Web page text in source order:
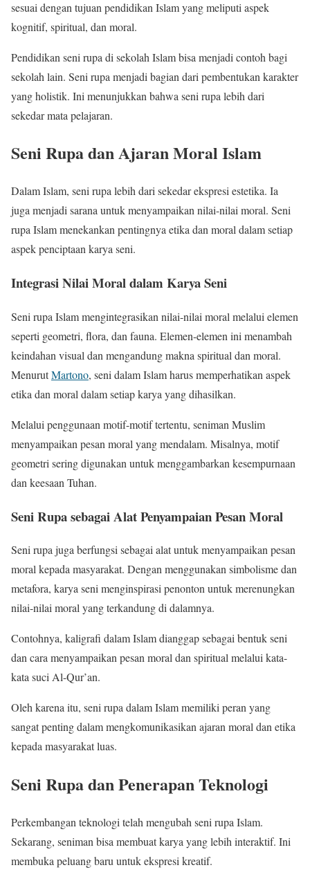
sesuai dengan tujuan pendidikan Islam yang meliputi aspek
kognitif, spiritual, dan moral.
Pendidikan seni rupa di sekolah Islam bisa menjadi contoh bagi
sekolah lain. Seni rupa menjadi bagian dari pembentukan karakter
yang holistik. Ini menunjukkan bahwa seni rupa lebih dari
sekedar mata pelajaran.
Seni Rupa dan Ajaran Moral Islam
Dalam Islam, seni rupa lebih dari sekedar ekspresi estetika. Ia
juga menjadi sarana untuk menyampaikan nilai-nilai moral. Seni
rupa Islam menekankan pentingnya etika dan moral dalam setiap
aspek penciptaan karya seni.
Integrasi Nilai Moral dalam Karya Seni
Seni rupa Islam mengintegrasikan nilai-nilai moral melalui elemen
seperti geometri, flora, dan fauna. Elemen-elemen ini menambah
keindahan visual dan mengandung makna spiritual dan moral.
MenurutMartono, seni dalam Islam harus memperhatikan aspek
etika dan moral dalam setiap karya yang dihasilkan.
Melalui penggunaan motif-motif tertentu, seniman Muslim
menyampaikan pesan moral yang mendalam. Misalnya, motif
geometri sering digunakan untuk menggambarkan kesempurnaan
dan keesaan Tuhan.
Seni Rupa sebagai Alat Penyampaian Pesan Moral
Seni rupa juga berfungsi sebagai alat untuk menyampaikan pesan
moral kepada masyarakat. Dengan menggunakan simbolisme dan
metafora, karya seni menginspirasi penonton untuk merenungkan
nilai-nilai moral yang terkandung di dalamnya.
Contohnya, kaligrafi dalam Islam dianggap sebagai bentuk seni
dan cara menyampaikan pesan moral dan spiritual melalui kata-
kata suci Al-Qur’an.
Oleh karena itu, seni rupa dalam Islam memiliki peran yang
sangat penting dalam mengkomunikasikan ajaran moral dan etika
kepada masyarakat luas.
Seni Rupa dan Penerapan Teknologi
Perkembangan teknologi telah mengubah seni rupa Islam.
Sekarang, seniman bisa membuat karya yang lebih interaktif. Ini
membuka peluang baru untuk ekspresi kreatif.